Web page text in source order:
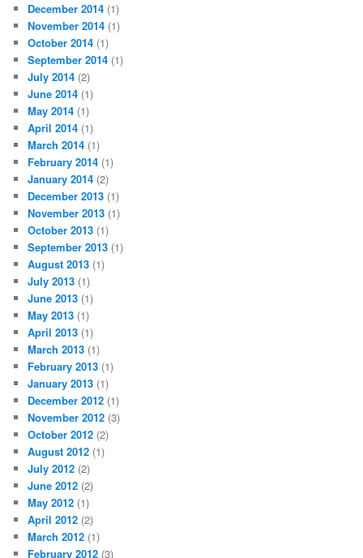
December 2014 (1)
November 2014 (1)
October 2014 (1)
September 2014 (1)
July 2014 (2)
June 2014 (1)
May 2014 (1)
April 2014 (1)
March 2014 (1)
February 2014 (1)
January 2014 (2)
December 2013 (1)
November 2013 (1)
October 2013 (1)
September 2013 (1)
August 2013 (1)
July 2013 (1)
June 2013 (1)
May 2013 (1)
April 2013 (1)
March 2013 (1)
February 2013 (1)
January 2013 (1)
December 2012 (1)
November 2012 (3)
October 2012 (2)
August 2012 (1)
July 2012 (2)
June 2012 (2)
May 2012 (1)
April 2012 (2)
March 2012 (1)
February 2012 (3)